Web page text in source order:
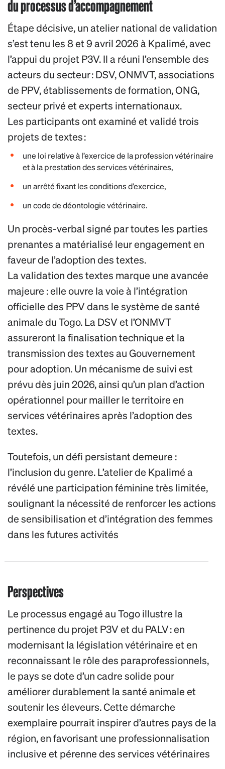
du processus d’accompagnement
Étape décisive, un atelier national de validation
s’est tenu les 8 et 9 avril 2026 à Kpalimé, avec
l’appui du projet P3V. Il a réuni l’ensemble des
acteurs du secteur : DSV, ONMVT, associations
de PPV, établissements de formation, ONG,
secteur privé et experts internationaux.
Les participants ont examiné et validé trois
projets de textes :
une loi relative à l’exercice de la profession vétérinaire
et à la prestation des services vétérinaires,
un arrêté fixant les conditions d’exercice,
un code de déontologie vétérinaire.
Un procès-verbal signé par toutes les parties
prenantes a matérialisé leur engagement en
faveur de l’adoption des textes.
La validation des textes marque une avancée
majeure : elle ouvre la voie à l’intégration
officielle des PPV dans le système de santé
animale du Togo. La DSV et l’ONMVT
assureront la finalisation technique et la
transmission des textes au Gouvernement
pour adoption. Un mécanisme de suivi est
prévu dès juin 2026, ainsi qu’un plan d’action
opérationnel pour mailler le territoire en
services vétérinaires après l’adoption des
textes.
Toutefois, un défi persistant demeure :
l’inclusion du genre. L’atelier de Kpalimé a
révélé une participation féminine très limitée,
soulignant la nécessité de renforcer les actions
de sensibilisation et d’intégration des femmes
dans les futures activités
Perspectives
Le processus engagé au Togo illustre la
pertinence du projet P3V et du PALV : en
modernisant la législation vétérinaire et en
reconnaissant le rôle des paraprofessionnels,
le pays se dote d’un cadre solide pour
améliorer durablement la santé animale et
soutenir les éleveurs. Cette démarche
exemplaire pourrait inspirer d’autres pays de la
région, en favorisant une professionnalisation
inclusive et pérenne des services vétérinaires